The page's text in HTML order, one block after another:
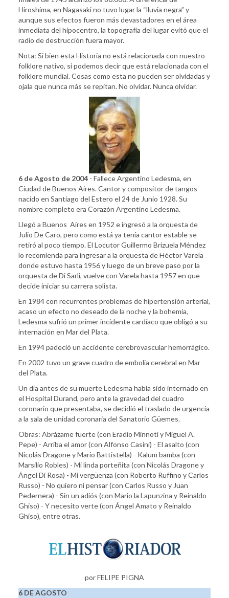
Hiroshima, en Nagasaki no tuvo lugar la “lluvia negra” y
aunque sus efectos fueron más devastadores en el área
inmediata del hipocentro, la topografía del lugar evitó que el
radio de destrucción fuera mayor.
Nota: Si bien esta Historia no está relacionada con nuestro
folklore nativo, si podemos decir que está relacionada con el
folklore mundial. Cosas como esta no pueden ser olvidadas y
ojala que nunca más se repitan. No olvidar. Nunca olvidar.
6 de Agosto de 2004 - Fallece Argentino Ledesma, en
Ciudad de Buenos Aires. Cantor y compositor de tangos
nacido en Santiago del Estero el 24 de Junio 1928. Su
nombre completo era Corazón Argentino Ledesma.
Llegó a Buenos Aires en 1952 e ingresó a la orquesta de
Julio De Caro, pero como está ya tenía cantor estable se
retiró al poco tiempo. El Locutor Guillermo Brizuela Méndez
lo recomienda para ingresar a la orquesta de Héctor Varela
donde estuvo hasta 1956 y luego de un breve paso por la
orquesta de Di Sarli, vuelve con Varela hasta 1957 en que
decide iniciar su carrera solista.
En 1984 con recurrentes problemas de hipertensión arterial,
acaso un efecto no deseado de la noche y la bohemia,
Ledesma sufrió un primer incidente cardíaco que obligó a su
internación en Mar del Plata.
En 1994 padeció un accidente cerebrovascular hemorrágico.
En 2002 tuvo un grave cuadro de embolia cerebral en Mar
del Plata.
Un día antes de su muerte Ledesma había sido internado en
el Hospital Durand, pero ante la gravedad del cuadro
coronario que presentaba, se decidió el traslado de urgencia
a la sala de unidad coronaria del Sanatorio Güemes.
Obras: Abrázame fuerte (con Eradio Minnoti y Miguel A.
Pepe) - Arriba el amor (con Alfonso Casini) - El asalto (con
Nicolás Dragone y Mario Battistella) - Kalum bamba (con
Marsilio Robles) - Mi linda porteñita (con Nicolás Dragone y
Ángel Di Rosa) - Mi vergüenza (con Roberto Ruffino y Carlos
Russo) - No quiero ni pensar (con Carlos Russo y Juan
Pedernera) - Sin un adiós (con Mario la Lapunzina y Reinaldo
Ghiso) - Y necesito verte (con Ángel Amato y Reinaldo
Ghiso), entre otras.
por FELIPE PIGNA
6 DE AGOSTO